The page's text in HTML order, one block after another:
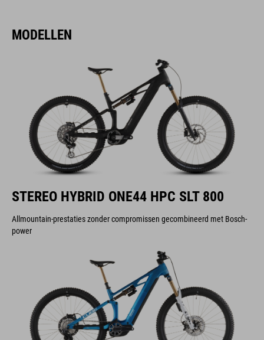
MODELLEN
STEREO HYBRID ONE44 HPC SLT 800
Allmountain-prestaties zonder compromissen gecombineerd met Bosch-
power